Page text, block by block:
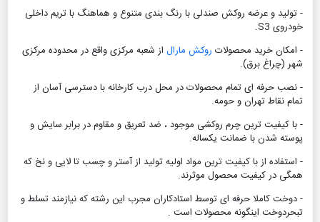
- تولید و عرضه روکش صندلی با رنگ بندی متنوع و هماهنگ با تریم داخلی
خودروی S3.
- امکان خرید محصولات روکش مارال از شعبه مرکزی واقع در محدوده مرکزی
شهر (چراغ برق).
- نصب حرفه ای تمام محصولات در محل درب کارخانه با دسترسی آسان از
تمام نقاط تهران و حومه.
- با کیفیت ترین چرم روکشی موجود ، ضد تعریق و مقاوم در برابر سایش و
پوسته شدن با ضمانت یکساله.
- استفاده از با کیفیت ترین مواد اولیه تولید از آستر و چسب تا لایی و نخ که
همگی در کیفیت محصول موثرند.
- دوخت کاملا حرفه ای توسط استادکاران مجرب این رشته که نیازمند تسلط و
تبحردوخت اینگونه محصولات است .